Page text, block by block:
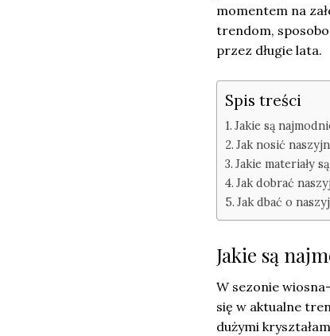
momentem na
trendom,
przez długie lata.
Spis treści
Jakie są
Jak nosić
Jakie materiały
Jak dobrać
Jak dbać o
Jakie są
W sezonie
się w aktualne
dużymi